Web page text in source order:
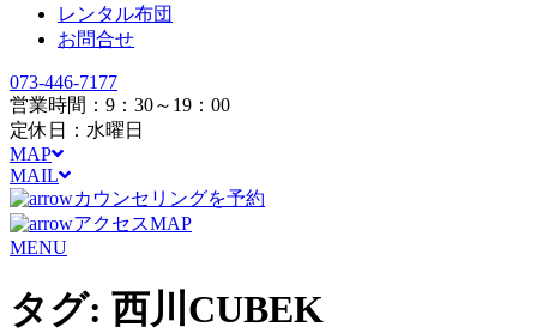
レンタル布団
お問合せ
073-446-7177
営業時間：9：30～19：00
定休日：水曜日
MAP
MAIL
カウンセリングを予約
アクセスMAP
MENU
タグ: 西川CUBEK